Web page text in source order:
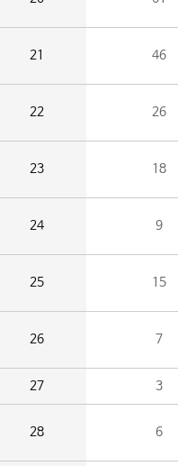
21 46
22 26
23 18
24 9
25 15
26 7
27 3
28 6